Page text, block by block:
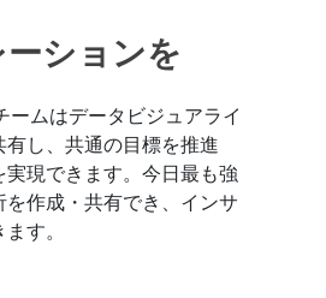
ションを
ムはデータビジュアライ
し、共通の目標を推進
現できます。今日最も強
作成・共有でき、インサ
す。